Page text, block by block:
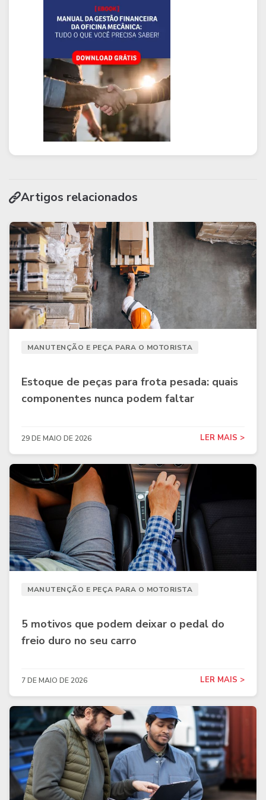
Artigos relacionados
MANUTENÇÃO E PEÇA PARA O MOTORISTA
Estoque de peças para frota pesada: quais
componentes nunca podem faltar
29 DE MAIO DE 2026 LER MAIS >
MANUTENÇÃO E PEÇA PARA O MOTORISTA
5 motivos que podem deixar o pedal do
freio duro no seu carro
7 DE MAIO DE 2026 LER MAIS >